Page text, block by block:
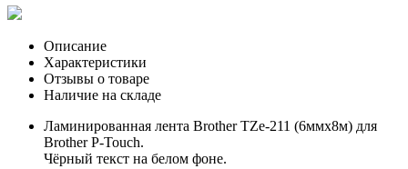
Описание
Характеристики
Отзывы о товаре
Наличие на складе
Ламинированная лента Brother TZe-211 (6ммх8м) для
Brother P-Touch.
Чёрный текст на белом фоне.